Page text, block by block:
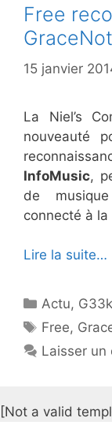
Free
15 janvier
La Niel’s
nouveauté
InfoMusic,
de
connecté à
Lire la suite…
Catégories
Actu, G33k
Étiquettes
Free,
Laisser un
[Not a valid